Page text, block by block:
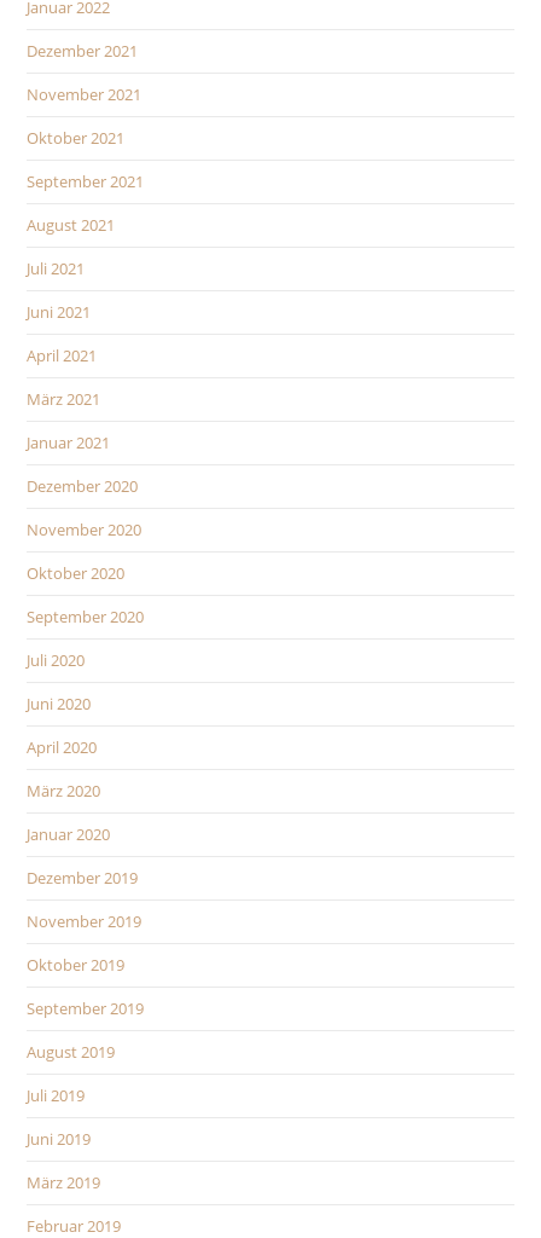
Januar 2022
Dezember 2021
November 2021
Oktober 2021
September 2021
August 2021
Juli 2021
Juni 2021
April 2021
März 2021
Januar 2021
Dezember 2020
November 2020
Oktober 2020
September 2020
Juli 2020
Juni 2020
April 2020
März 2020
Januar 2020
Dezember 2019
November 2019
Oktober 2019
September 2019
August 2019
Juli 2019
Juni 2019
März 2019
Februar 2019